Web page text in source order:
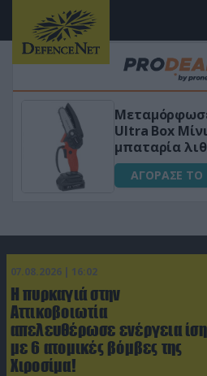
«Μαγική»
για αύξηση
ΑΓΟΡΑΣΕ
07.08.2026 | 16:02
Η πυρκαγιά στην
Αττικοβοιωτία
απελευθέρωσε ενέργεια ίση
με 6 ατομικές βόμβες της
Χιροσίμα!